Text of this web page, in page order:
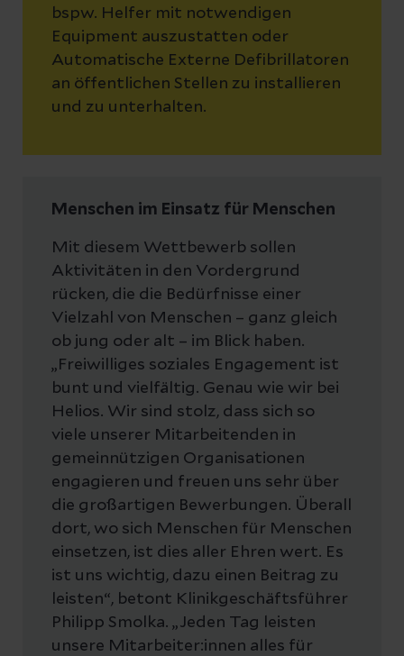
bspw. Helfer mit notwendigen
Equipment auszustatten oder
Automatische Externe Defibrillatoren
an öffentlichen Stellen zu installieren
und zu unterhalten.
Menschen im Einsatz für Menschen
Mit diesem Wettbewerb sollen
Aktivitäten in den Vordergrund
rücken, die die Bedürfnisse einer
Vielzahl von Menschen – ganz gleich
ob jung oder alt – im Blick haben.
„Freiwilliges soziales Engagement ist
bunt und vielfältig. Genau wie wir bei
Helios. Wir sind stolz, dass sich so
viele unserer Mitarbeitenden in
gemeinnützigen Organisationen
engagieren und freuen uns sehr über
die großartigen Bewerbungen. Überall
dort, wo sich Menschen für Menschen
einsetzen, ist dies aller Ehren wert. Es
ist uns wichtig, dazu einen Beitrag zu
leisten“, betont Klinikgeschäftsführer
Philipp Smolka. „Jeden Tag leisten
unsere Mitarbeiter:innen alles für